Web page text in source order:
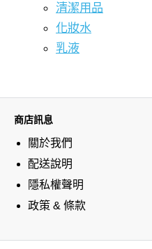
清潔用品
化妝水
乳液
商店訊息
關於我們
配送說明
隱私權聲明
政策 & 條款